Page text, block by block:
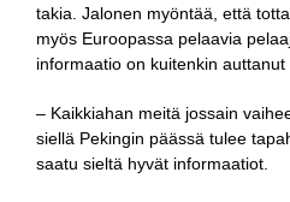
takia. Jalonen myöntää, että
myös Euroopassa pelaavia
informaatio on kuitenkin auttanut
– Kaikkiahan meitä jossain
siellä Pekingin päässä tulee
saatu sieltä hyvät informaatiot.